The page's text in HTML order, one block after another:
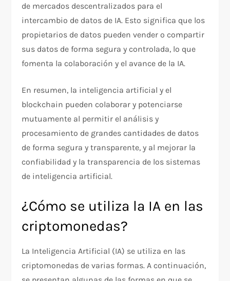
de mercados descentralizados para el
intercambio de datos de IA. Esto significa que los
propietarios de datos pueden vender o compartir
sus datos de forma segura y controlada, lo que
fomenta la colaboración y el avance de la IA.
En resumen, la inteligencia artificial y el
blockchain pueden colaborar y potenciarse
mutuamente al permitir el análisis y
procesamiento de grandes cantidades de datos
de forma segura y transparente, y al mejorar la
confiabilidad y la transparencia de los sistemas
de inteligencia artificial.
¿Cómo se utiliza la IA en las
criptomonedas?
La Inteligencia Artificial (IA) se utiliza en las
criptomonedas de varias formas. A continuación,